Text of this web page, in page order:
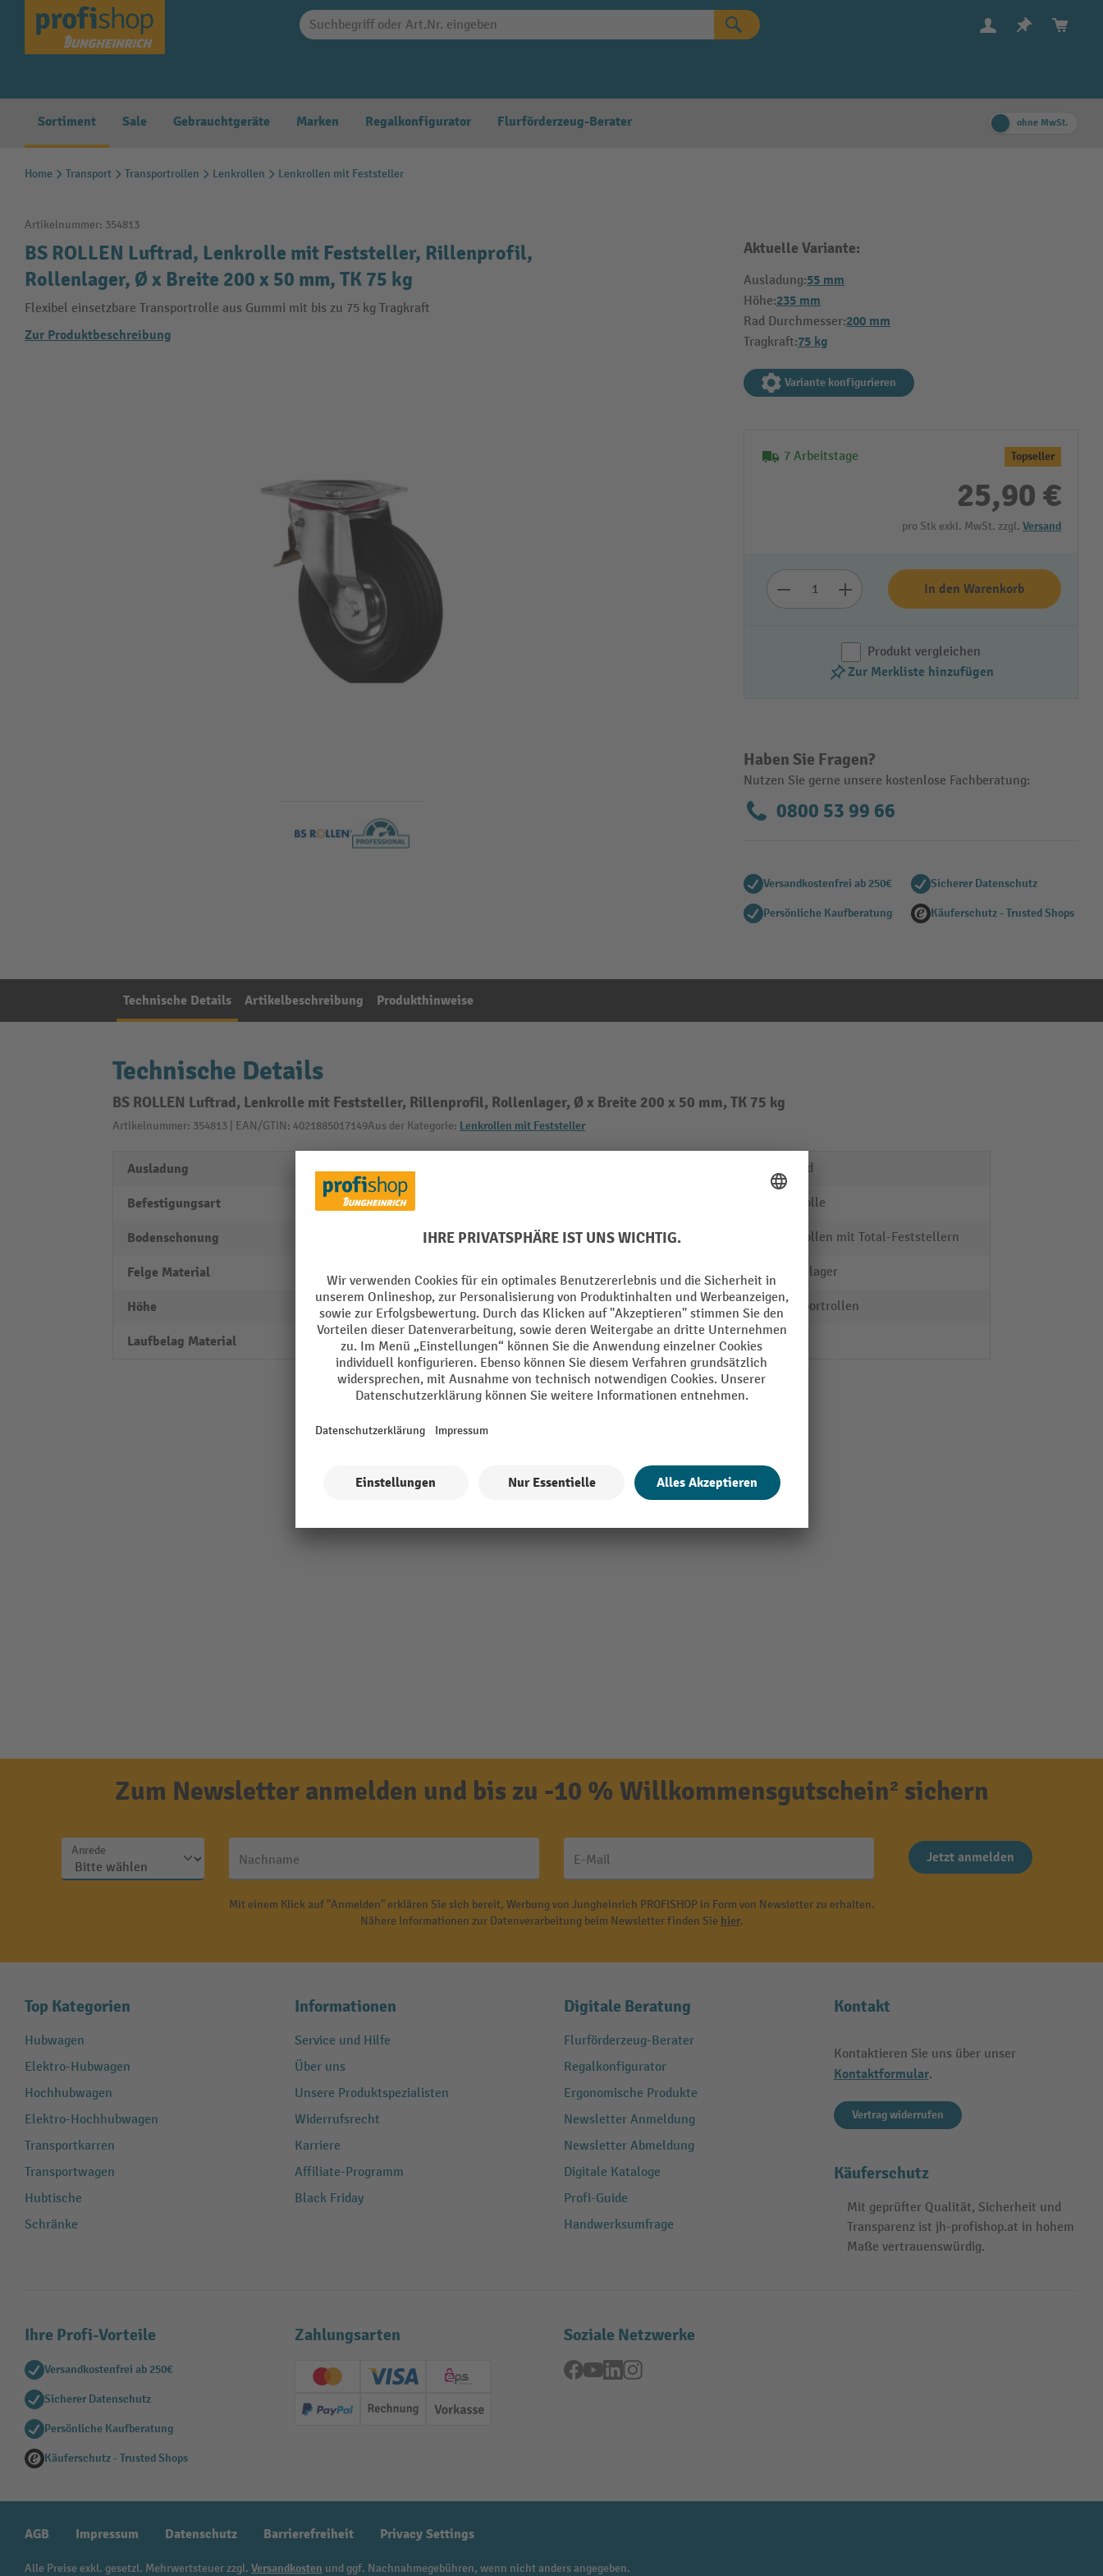
Zur Hauptnavigation springen
Sortiment Sale Gebrauchtgeräte Marken Regalkonfigurator Flurförderzeug-Berater ohne MwSt.
Home Transport Transportrollen Lenkrollen Lenkrollen mit Feststeller
Artikelnummer: 354813
BS ROLLEN Luftrad, Lenkrolle mit Feststeller, Rillenprofil,
Rollenlager, Ø x Breite 200 x 50 mm, TK 75 kg
Flexibel einsetzbare Transportrolle aus Gummi mit bis zu 75 kg Tragkraft
Zur Produktbeschreibung
Aktuelle Variante:
Ausladung:55 mm
Höhe:235 mm
Rad Durchmesser:200 mm
Tragkraft:75 kg
Variante konfigurieren
7 Arbeitstage Topseller
25,90 €
pro Stk exkl. MwSt. zzgl. Versand
In den Warenkorb
Produkt vergleichen
Zur Merkliste hinzufügen
Haben Sie Fragen?
Nutzen Sie gerne unsere kostenlose Fachberatung:
0800 53 99 66
Versandkostenfrei ab 250€ Sicherer Datenschutz
Persönliche Kaufberatung Käuferschutz - Trusted Shops
Technische Details Artikelbeschreibung Produkthinweise
Technische Details
BS ROLLEN Luftrad, Lenkrolle mit Feststeller, Rillenprofil, Rollenlager, Ø x Breite 200 x 50 mm, TK 75 kg
Artikelnummer: 354813 | EAN/GTIN: 4021885017149Aus der Kategorie: Lenkrollen mit Feststeller
Ausladung 55 mm
Befestigungsart Anschraubplatte
Bodenschonung
Felge Material Stahl
Höhe 235 mm
Laufbelag Material Gummi
Luftrad
Lenkrolle
Rollen Feststellfunktion Lenkrollen mit Total-Feststellern
Rollen Lagerung Rollenlager
Rollen Typ Transportrollen
Rollwiderstand
Alle technische Details anzeigen
Zum Newsletter anmelden und bis zu -10 % Willkommensgutschein² sichern
Anrede
Nachname E-Mail Jetzt anmelden
Mit einem Klick auf "Anmelden" erklären Sie sich bereit, Werbung von Jungheinrich PROFISHOP in Form von Newsletter zu erhalten.
Nähere Informationen zur Datenverarbeitung beim Newsletter finden Sie hier.
Top Kategorien
Hubwagen
Elektro-Hubwagen
Hochhubwagen
Elektro-Hochhubwagen
Transportkarren
Transportwagen
Hubtische
Schränke
Informationen
Service und Hilfe
Über uns
Unsere Produktspezialisten
Widerrufsrecht
Karriere
Affiliate-Programm
Black Friday
Digitale Beratung
Flurförderzeug-Berater
Regalkonfigurator
Ergonomische Produkte
Newsletter Anmeldung
Newsletter Abmeldung
Digitale Kataloge
Profi-Guide
Handwerksumfrage
Kontakt
Kontaktieren Sie uns über unser
Kontaktformular.
Vertrag widerrufen
Käuferschutz
Mit geprüfter Qualität, Sicherheit und
Transparenz ist jh-profishop.at in hohem
Maße vertrauenswürdig.
Ihre Profi-Vorteile
Versandkostenfrei ab 250€
Sicherer Datenschutz
Persönliche Kaufberatung
Käuferschutz - Trusted Shops
Zahlungsarten
Creditcard (Master)Creditcard (Visa)
EPS
PayPal Rechnung Vorkasse
Soziale Netzwerke
Facebook
YouTubeLinkedInInstagram
AGB Impressum Datenschutz Barrierefreiheit Privacy Settings
Alle Preise exkl. gesetzl. Mehrwertsteuer zzgl. Versandkosten und ggf. Nachnahmegebühren, wenn nicht anders angegeben.